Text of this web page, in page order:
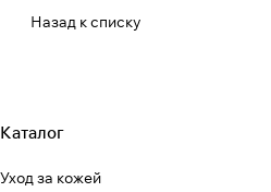
Назад к списку
Каталог
Уход за кожей